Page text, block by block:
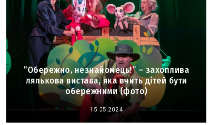
“Обережно, незнайомець!” – захоплива
лялькова вистава, яка вчить дітей бути
обережними (фото)
15.05.2024